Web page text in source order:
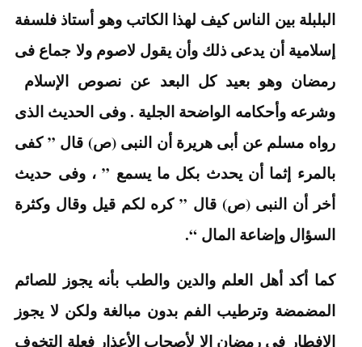
البلبلة بين الناس كيف لهذا الكاتب وهو أستاذ فلسفة
إسلامية أن يدعى ذلك وأن يقول لاصوم ولا جماع فى
رمضان وهو بعيد كل البعد عن نصوص الإسلام
وشرعه وأحكامه الواضحة الجلية . وفى الحديث الذى
رواه مسلم عن أبى هريرة أن النبى (ص) قال ” كفى
بالمرء إثما أن يحدث بكل ما يسمع ” ، وفى حديث
أخر أن النبى (ص) قال ” كره لكم قيل وقال وكثرة
السؤال وإضاعة المال “.
كما أكد أهل العلم والدين والطب بأنه يجوز للصائم
المضمضة وترطيب الفم بدون مبالغة ولكن لا يجوز
الإفطار فى رمضان إلا لأصحاب الأعذار فعلة التخوف